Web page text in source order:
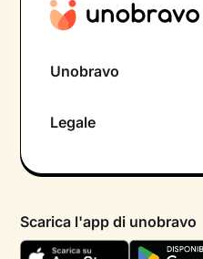
Unobravo
Psicologo in chat
Aiuto urgente
Legale
Termini e condizioni
Scarica l'app di unobravo